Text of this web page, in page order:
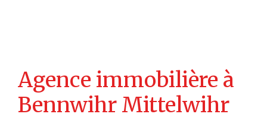
Agence immobilière à
Bennwihr Mittelwihr